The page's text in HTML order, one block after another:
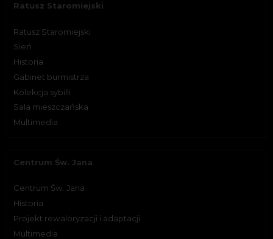
Ratusz Staromiejski
Ratusz Staromiejski
Sień
Historia
Gabinet burmistrza
Kolekcja sybilli
Sala mieszczańska
Multimedia
Centrum Św. Jana
Centrum Św. Jana
Historia
Projekt rewaloryzacji i adaptacji
Multimedia